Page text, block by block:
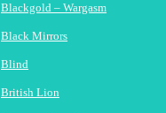
Blackgold – Wargasm
Black Mirrors
Blind
British Lion